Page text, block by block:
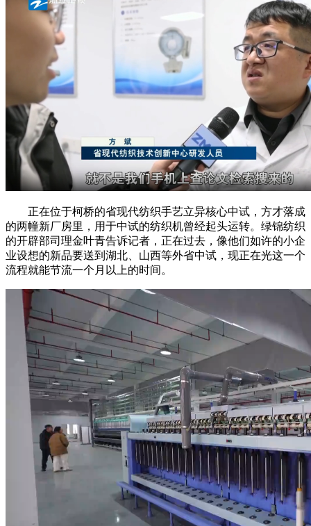
正在位于柯桥的省现代纺织手艺立异核心中试，方才落成
的两幢新厂房里，用于中试的纺织机曾经起头运转。绿锦纺织
的开辟部司理金叶青告诉记者，正在过去，像他们如许的小企
业设想的新品要送到湖北、山西等外省中试，现正在光这一个
流程就能节流一个月以上的时间。